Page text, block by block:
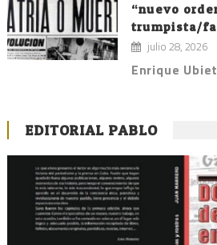
“nuevo
trumpista/
julio 28, 2026
Enrique
EDITORIAL PABLO